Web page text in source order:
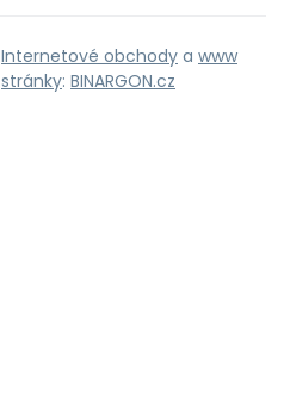
Internetové obchody a www
stránky: BINARGON.cz